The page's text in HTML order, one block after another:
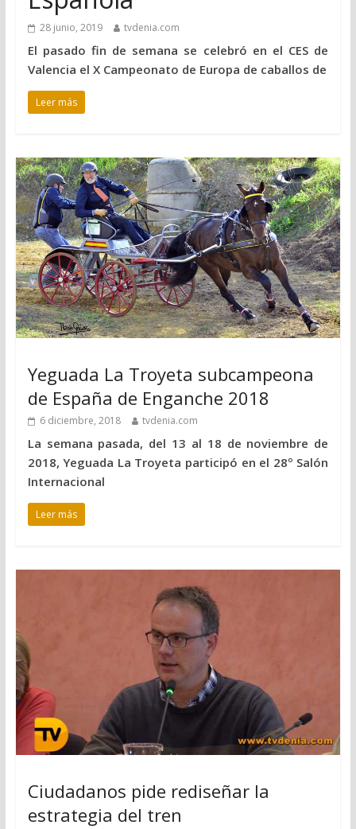
28 junio, 2019 tvdenia.com
El pasado fin de semana se celebró en el CES de
Valencia el X Campeonato de Europa de caballos de
Leer más
Yeguada La Troyeta subcampeona
de España de Enganche 2018
6 diciembre, 2018 tvdenia.com
La semana pasada, del 13 al 18 de noviembre de
2018, Yeguada La Troyeta participó en el 28º Salón
Internacional
Leer más
Ciudadanos pide rediseñar la
estrategia del tren